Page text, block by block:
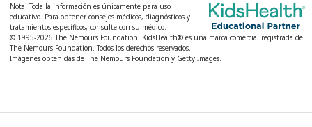
Nota: Toda la información es únicamente para uso
educativo. Para obtener consejos médicos, diagnósticos y
tratamientos específicos, consulte con su médico.
© 1995-2026 The Nemours Foundation. KidsHealth® es una marca comercial registrada de
The Nemours Foundation. Todos los derechos reservados.
Imágenes obtenidas de The Nemours Foundation y Getty Images.